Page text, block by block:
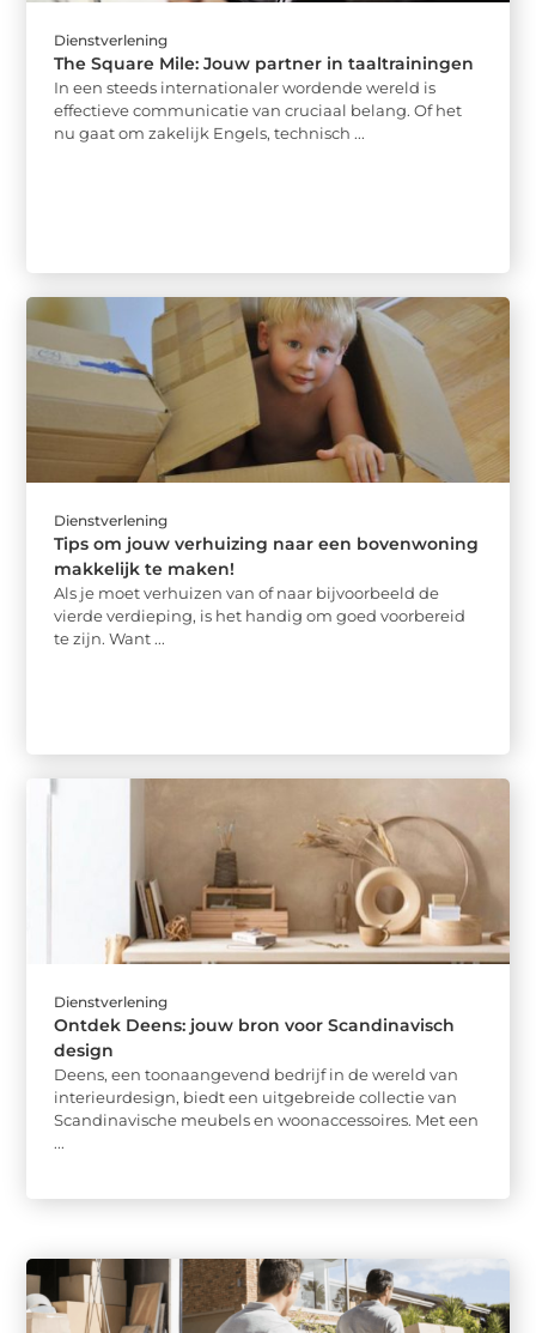
Dienstverlening
The Square Mile: Jouw partner in taaltrainingen
In een steeds internationaler wordende wereld is
effectieve communicatie van cruciaal belang. Of het
nu gaat om zakelijk Engels, technisch ...
Dienstverlening
Tips om jouw verhuizing naar een bovenwoning
makkelijk te maken!
Als je moet verhuizen van of naar bijvoorbeeld de
vierde verdieping, is het handig om goed voorbereid
te zijn. Want ...
Dienstverlening
Ontdek Deens: jouw bron voor Scandinavisch
design
Deens, een toonaangevend bedrijf in de wereld van
interieurdesign, biedt een uitgebreide collectie van
Scandinavische meubels en woonaccessoires. Met een
...